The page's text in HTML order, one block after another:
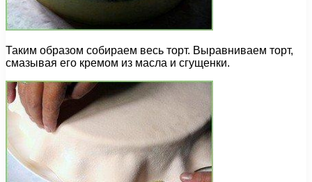
Таким образом собираем весь торт. Выравниваем торт,
смазывая его кремом из масла и сгущенки.